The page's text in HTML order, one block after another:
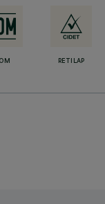
RETILAP